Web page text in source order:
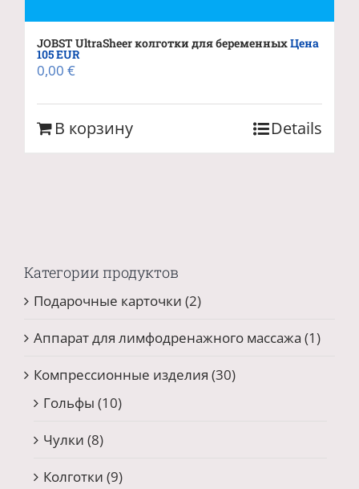
JOBST UltraSheer колготки для беременныхЦена
105 EUR
0,00 €
В корзину Details
Категории продуктов
Подарочные карточки (2)
Аппарат для лимфодренажного массажа (1)
Компрессионные изделия (30)
Гольфы (10)
Чулки (8)
Колготки (9)